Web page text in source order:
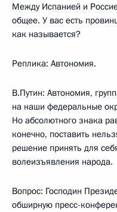
Между Испанией и
общее. У вас есть
как называется?
Реплика: Автономия.
В.Путин: Автономия,
на наши федеральные
Но абсолютного знака
конечно, поставить
решение принять для
волеизъявления народа.
Вопрос: Господин
обширную пресс-